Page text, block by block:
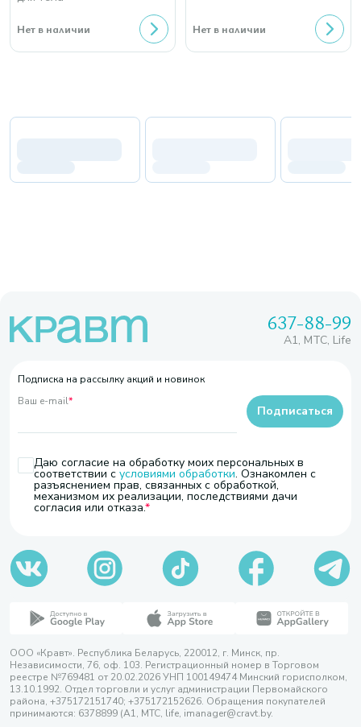
Нет в наличии Нет в наличии
637-88-99
A1, МТС, Life
Подписка на рассылку акций и новинок
Ваш e-mail*
Даю согласие на обработку моих персональных в
соответствии с условиями обработки. Ознакомлен с
разъяснением прав, связанных с обработкой,
механизмом их реализации, последствиями дачи
согласия или отказа.
Подписаться
ООО «Кравт». Республика Беларусь, 220012, г. Минск, пр.
Независимости, 76, оф. 103. Регистрационный номер в Торговом
реестре №769481 от 20.02.2026 УНП 100149474 Минский горисполком,
13.10.1992. Отдел торговли и услуг администрации Первомайского
района, +375172151740; +375172152626. Обращения покупателей
принимаются: 6378899 (А1, МТС, life, imanager@cravt.by.